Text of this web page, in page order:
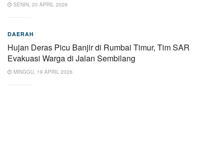
SENIN, 20 APRIL 2026
DAERAH
Hujan Deras Picu Banjir di Rumbai Timur, Tim SAR
Evakuasi Warga di Jalan Sembilang
MINGGU, 19 APRIL 2026